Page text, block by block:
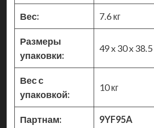
Вес: 7.6 кг
Размеры
упаковки:
49 x 30 x
Вес с
упаковкой:
10 кг
Партнам: 9YF95A